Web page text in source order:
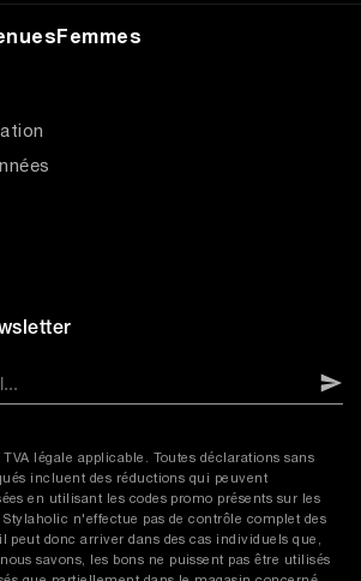
légale applicable. Toutes déclarations sans
incluent des réductions qui peuvent
en utilisant les codes promo présents sur les
Stylaholic n'effectue pas de contrôle complet des
peut donc arriver dans des cas individuels que,
savons, les bons ne puissent pas être utilisés